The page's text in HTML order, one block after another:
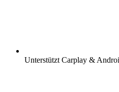
Unterstützt Carplay &